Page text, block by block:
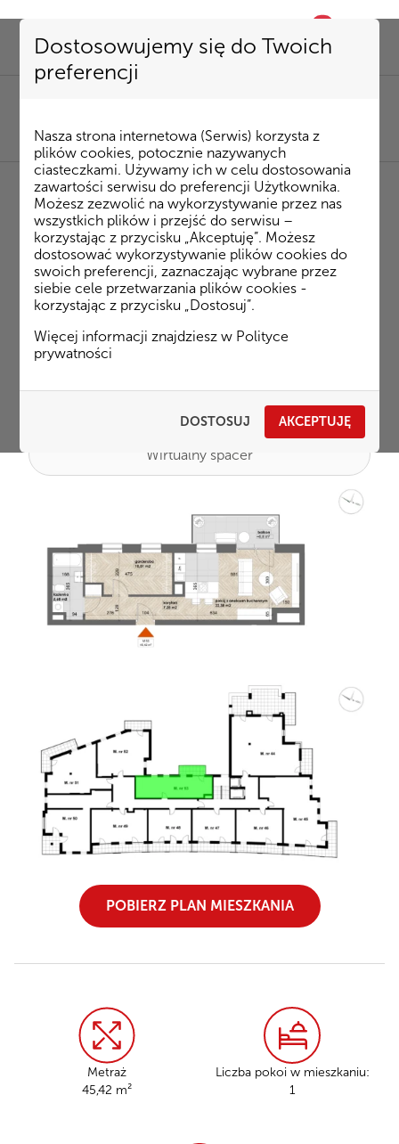
Dostosowujemy się do Twoich
preferencji
Nasza strona internetowa (Serwis) korzysta z
plików cookies, potocznie nazywanych
ciasteczkami. Używamy ich w celu dostosowania
zawartości serwisu do preferencji Użytkownika.
Możesz zezwolić na wykorzystywanie przez nas
wszystkich plików i przejść do serwisu –
korzystając z przycisku „Akceptuję”. Możesz
dostosować wykorzystywanie plików cookies do
swoich preferencji, zaznaczając wybrane przez
siebie cele przetwarzania plików cookies -
korzystając z przycisku „Dostosuj”.
Więcej informacji znajdziesz w Polityce
prywatności
DOSTOSUJ AKCEPTUJĘ
favorite
85 74 15 087|mieszkania@kombinatbud.pl
◂ Strona Główna / Inwestycje / Apartamenty
Śródmieście / Bohaterów Getta 14 m. 53
Bohaterów Getta 14 m. 53
Rzut 3D
Wirtualny spacer
POBIERZ PLAN MIESZKANIA
Metraż
45,42 m²
Liczba pokoi w mieszkaniu:
1